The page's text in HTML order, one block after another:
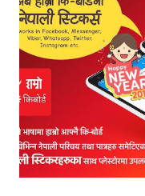
if you want to see
can follow THT
Download SLC
REGULAR:
division First
Division Third
Withheld ...